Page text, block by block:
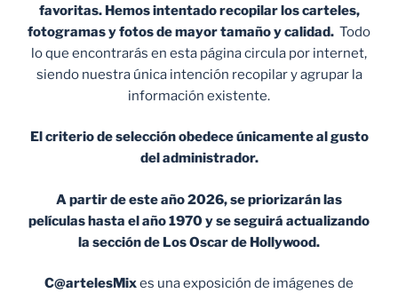
favoritas. Hemos intentado recopilar los carteles,
fotogramas y fotos de mayor tamaño y calidad. Todo
lo que encontrarás en esta página circula por internet,
siendo nuestra única intención recopilar y agrupar la
información existente.
El criterio de selección obedece únicamente al gusto
del administrador.
A partir de este año 2026, se priorizarán las
películas hasta el año 1970 y se seguirá actualizando
la sección de Los Oscar de Hollywood.
C@artelesMixes una exposición de imágenes de